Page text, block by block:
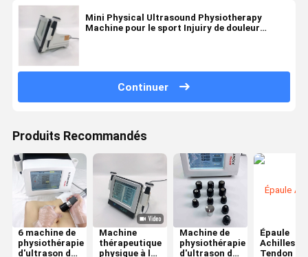
Mini Physical Ultrasound Physiotherapy
Machine pour le sport Injuiry de douleur
Continuer
Produits Recommandés
6 machine de
physiothérapie
d'ultrason de
Machine
thérapeutique
physique à la
Machine de
physiothérapie
d'ultrason de
Épaule
Achilles
Tendon de